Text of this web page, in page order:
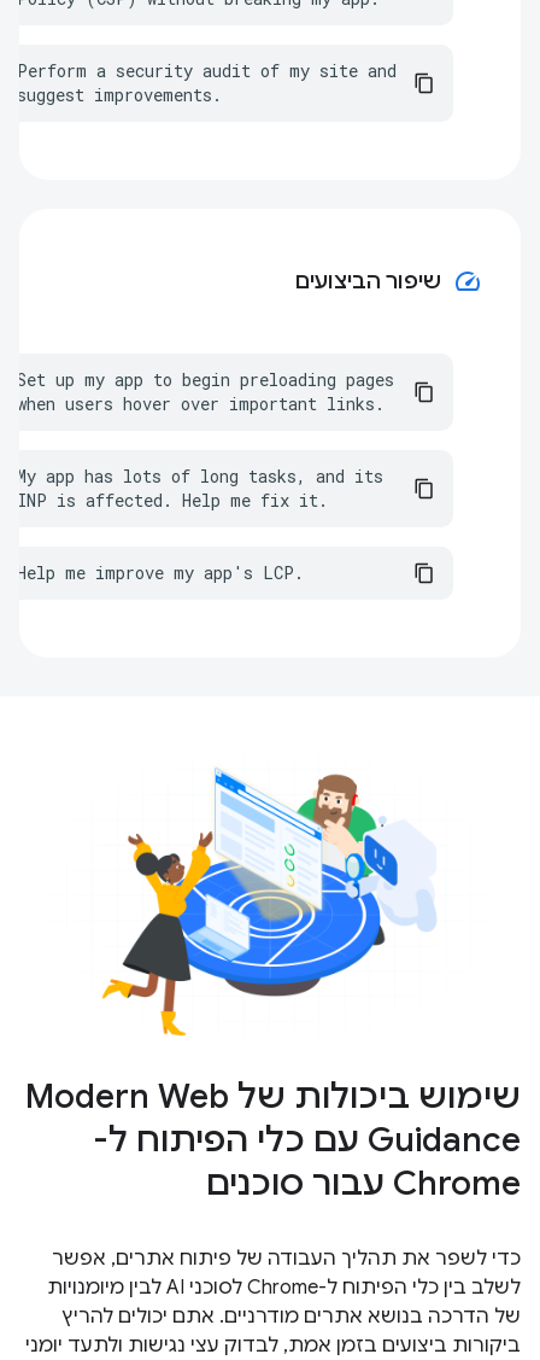
Perform a security audit of my site and
suggest improvements.
speed שיפור הביצועים
Set up my app to begin preloading pages
when users hover over important links.
My app has lots of long tasks, and its
INP is affected. Help me fix it.
Help me improve my app's LCP.
שימוש ביכולות של Modern Web
Guidance עם כלי הפיתוח ל-
Chrome עבור סוכנים
כדי לשפר את תהליך העבודה של פיתוח אתרים, אפשר
לשלב בין כלי הפיתוח ל-Chrome לסוכני AI לבין מיומנויות
של הדרכה בנושא אתרים מודרניים. אתם יכולים להריץ
ביקורות ביצועים בזמן אמת, לבדוק עצי נגישות ולתעד יומני